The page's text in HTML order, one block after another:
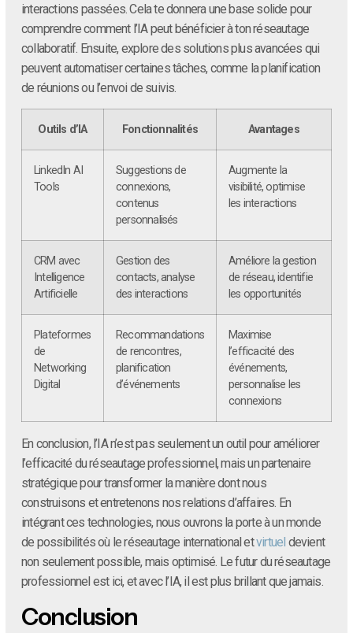
interactions passées. Cela te donnera une base solide pour
comprendre comment l’IA peut bénéficier à ton réseautage
collaboratif. Ensuite, explore des solutions plus avancées qui
peuvent automatiser certaines tâches, comme la planification
de réunions ou l’envoi de suivis.
Outils d’IA Fonctionnalités Avantages
LinkedIn AI
Tools
Suggestions de
connexions,
contenus
personnalisés
Augmente la
visibilité, optimise
les interactions
CRM avec
Intelligence
Artificielle
Gestion des
contacts, analyse
des interactions
Améliore la gestion
de réseau, identifie
les opportunités
Plateformes
de
Networking
Digital
Recommandations
de rencontres,
planification
d’événements
Maximise
l’efficacité des
événements,
personnalise les
connexions
En conclusion, l’IA n’est pas seulement un outil pour améliorer
l’efficacité du réseautage professionnel, mais un partenaire
stratégique pour transformer la manière dont nous
construisons et entretenons nos relations d’affaires. En
intégrant ces technologies, nous ouvrons la porte à un monde
de possibilités où le réseautage international etvirtuel devient
non seulement possible, mais optimisé. Le futur du réseautage
professionnel est ici, et avec l’IA, il est plus brillant que jamais.
Conclusion